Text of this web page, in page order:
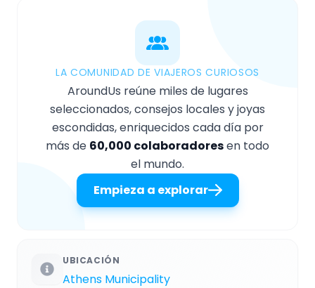
LA COMUNIDAD DE VIAJEROS CURIOSOS
AroundUs reúne miles de lugares
seleccionados, consejos locales y joyas
escondidas, enriquecidos cada día por
más de 60,000 colaboradoresen todo
el mundo.
Empieza a explorar
UBICACIÓN
Athens Municipality